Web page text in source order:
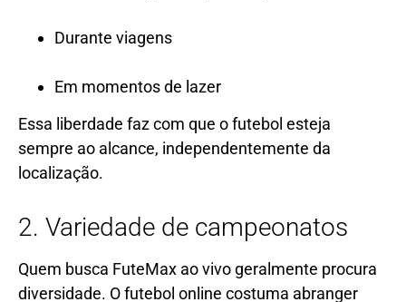
Durante viagens
Em momentos de lazer
Essa liberdade faz com que o futebol esteja
sempre ao alcance, independentemente da
localização.
2. Variedade de campeonatos
Quem busca FuteMax ao vivo geralmente procura
diversidade. O futebol online costuma abranger